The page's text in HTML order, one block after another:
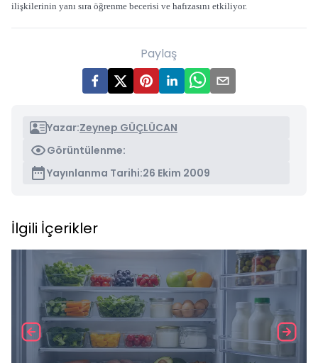
ilişkilerinin yanı sıra öğrenme becerisi ve hafızasını etkiliyor.
Paylaş
Yazar:Zeynep GÜÇLÜCAN
Görüntülenme:
Yayınlanma Tarihi:26 Ekim 2009
İlgili İçerikler